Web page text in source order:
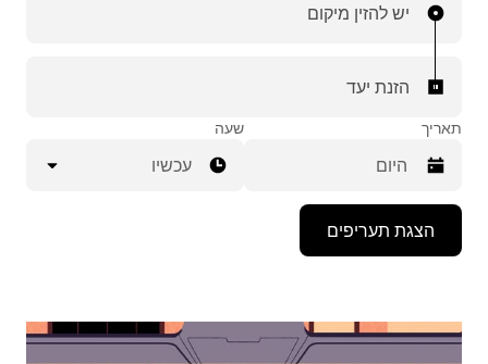
יש להזין מיקום
הזנת יעד
תאריך
יש
ללחוץ
על
כדי
שעה
עכשיו
הצגת תעריפים